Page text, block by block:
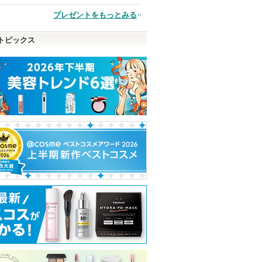
品
プレゼントをもっとみる
ピックス